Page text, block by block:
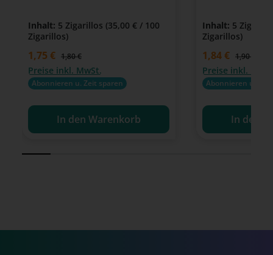
Inhalt: 5 Zigarillos (35,00 € / 100
Zigarillos)
Verkaufspreis:
1,75 € Regulärer Preis:
1,80 €
Preise inkl. MwSt.
Abonnieren u. Zeit sparen
In den Warenkorb
Inhalt: 5
Zigarillos)
Verkaufspreis:
1,84 € Regulärer
1,90 €
Preise inkl.
Abonnieren u.
In den